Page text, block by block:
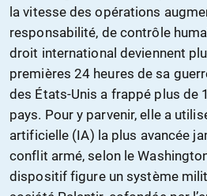
la vitesse des opérations
responsabilité, de contrôle
droit international deviennent
premières 24 heures de sa
des États-Unis a frappé plus de
pays. Pour y parvenir, elle a
artificielle (IA) la plus avancée
conflit armé, selon le
dispositif figure un système